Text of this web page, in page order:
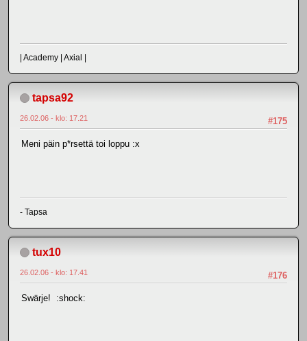
| Academy | Axial |
tapsa92
#175
26.02.06 - klo: 17.21
Meni päin p*rsettä toi loppu :x
- Tapsa
tux10
#176
26.02.06 - klo: 17.41
Swärje! :shock: